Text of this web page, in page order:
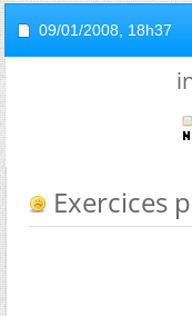
09/01/2008, 18h37
Exercices